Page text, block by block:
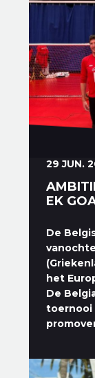
29 JUN.
EK
De
het
De
toernooi